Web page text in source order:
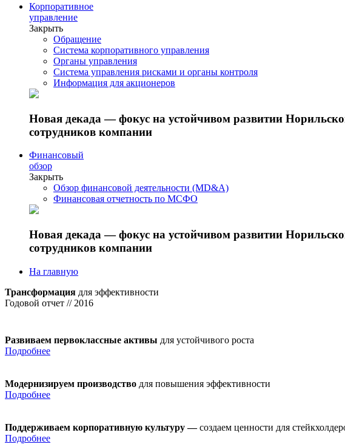
Корпоративное
управление
Закрыть
Обращение
Система корпоративного управления
Органы управления
Система управления рисками и органы контроля
Информация для акционеров
Новая декада — фокус на устойчивом развитии
сотрудников компании
Финансовый
обзор
Закрыть
Обзор финансовой деятельности (MD&A)
Финансовая отчетность по МСФО
Новая декада — фокус на устойчивом развитии
сотрудников компании
На главную
Трансформация для эффективности
Годовой отчет // 2016
Развиваем первоклассные активы для устойчивого роста
Подробнее
Модернизируем производство для повышения эффективности
Подробнее
Поддерживаем корпоративную культуру —создаем ценности для
Подробнее